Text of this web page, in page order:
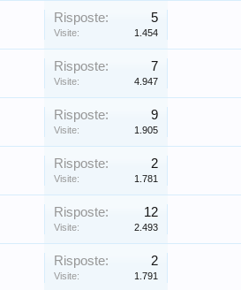
Risposte: 5
Visite: 1.454
Risposte: 7
Visite: 4.947
Risposte: 9
Visite: 1.905
Risposte: 2
Visite: 1.781
Risposte: 12
Visite: 2.493
Risposte: 2
Visite: 1.791